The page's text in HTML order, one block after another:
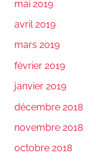
mai 2019
avril 2019
mars 2019
février 2019
janvier 2019
décembre 2018
novembre 2018
octobre 2018